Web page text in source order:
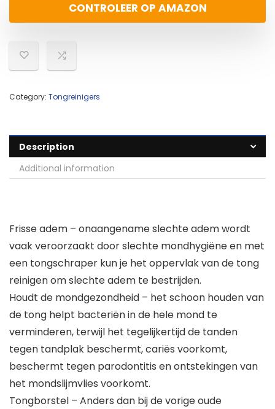
CONTROLEER OP AMAZON
Category: Tongreinigers
Description
Additional information
Frisse adem – onaangename slechte adem wordt
vaak veroorzaakt door slechte mondhygiëne en met
een tongschraper kun je het oppervlak van de tong
reinigen om slechte adem te bestrijden.
Houdt de mondgezondheid – het schoon houden van
de tong helpt bacteriën in de hele mond te
verminderen, terwijl het tegelijkertijd de tanden
tegen tandplak beschermt, cariës voorkomt,
beschermt tegen parodontitis en ontstekingen van
het mondslijmvlies voorkomt.
Tongborstel – Anders dan bij de vorige oude